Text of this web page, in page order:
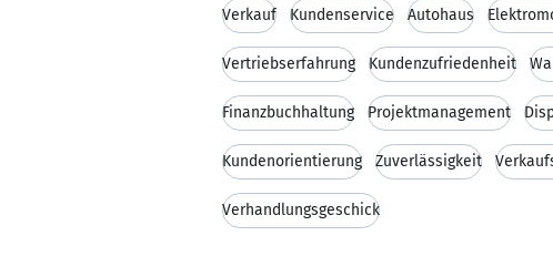
Verkauf Kundenservice Autohaus
Vertriebserfahrung Kundenzufriedenheit
Finanzbuchhaltung Projektmanagement
Kundenorientierung Zuverlässigkeit
Verhandlungsgeschick